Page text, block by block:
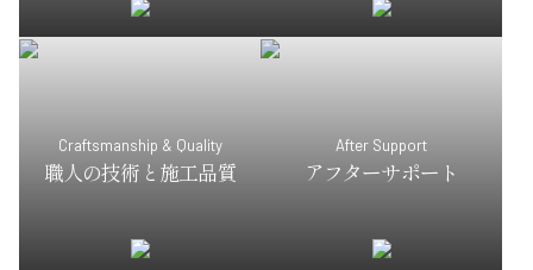
Craftsmanship & Quality
職人の技術と施工品質
After Support
アフターサポート